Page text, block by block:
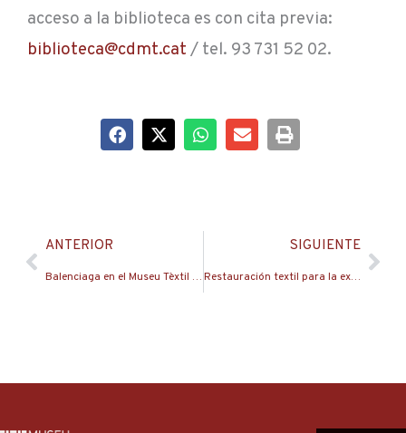
acceso a la biblioteca es con cita previa:
biblioteca@cdmt.cat / tel. 93 731 52 02.
AntANTERIOR
Balenciaga en el Museu Tèxtil de Terrassa
SIGUIENTE
Restauración textil para la exposición “Decòrum. Vestir la casa para la ocasión”